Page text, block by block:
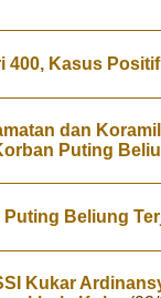
400, Kasus
dan
Puting
Puting Beliung
Kukar